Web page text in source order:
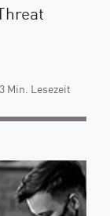
3 Min. Lesezeit